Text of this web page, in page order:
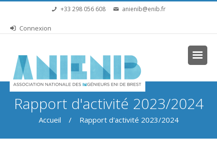
Aller au contenu principal+33 298 056 608 anienib@enib.fr
Connexion
Rapport d'activité 2023/2024
Vous êtes ici
Accueil / Rapport d'activité 2023/2024